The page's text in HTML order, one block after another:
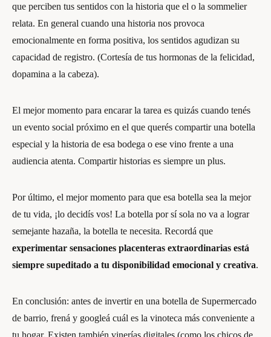
que perciben tus sentidos con la historia que el o la sommelier
relata. En general cuando una historia nos provoca
emocionalmente en forma positiva, los sentidos agudizan su
capacidad de registro. (Cortesía de tus hormonas de la felicidad,
dopamina a la cabeza).
El mejor momento para encarar la tarea es quizás cuando tenés
un evento social próximo en el que querés compartir una botella
especial y la historia de esa bodega o ese vino frente a una
audiencia atenta. Compartir historias es siempre un plus.
Por último, el mejor momento para que esa botella sea la mejor
de tu vida, ¡lo decidís vos! La botella por sí sola no va a lograr
semejante hazaña, la botella te necesita. Recordá que
experimentar sensaciones placenteras extraordinarias está
siempre supeditado a tu disponibilidad emocional y creativa.
En conclusión: antes de invertir en una botella de Supermercado
de barrio, frená y googleá cuál es la vinoteca más conveniente a
tu hogar. Existen también vinerías digitales (como los chicos de